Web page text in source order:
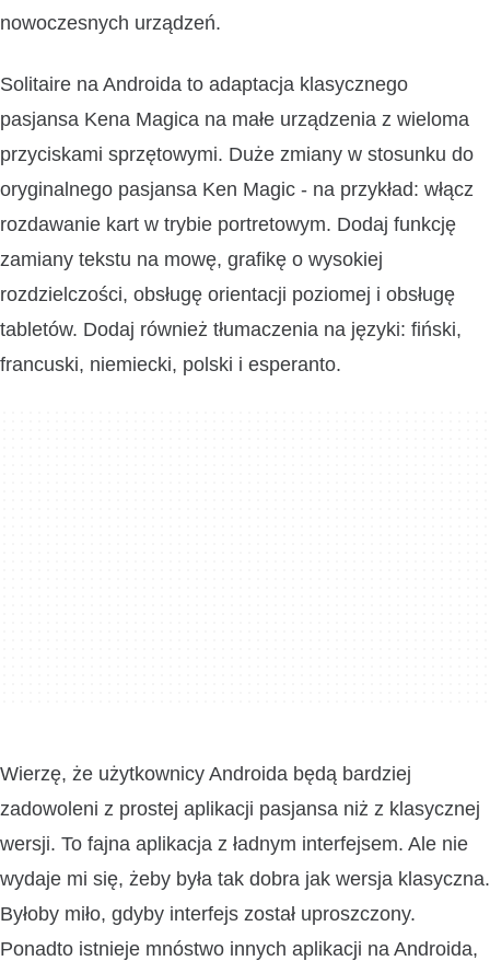
nowoczesnych urządzeń.
Solitaire na Androida to adaptacja klasycznego
pasjansa Kena Magica na małe urządzenia z wieloma
przyciskami sprzętowymi. Duże zmiany w stosunku do
oryginalnego pasjansa Ken Magic - na przykład: włącz
rozdawanie kart w trybie portretowym. Dodaj funkcję
zamiany tekstu na mowę, grafikę o wysokiej
rozdzielczości, obsługę orientacji poziomej i obsługę
tabletów. Dodaj również tłumaczenia na języki: fiński,
francuski, niemiecki, polski i esperanto.
Wierzę, że użytkownicy Androida będą bardziej
zadowoleni z prostej aplikacji pasjansa niż z klasycznej
wersji. To fajna aplikacja z ładnym interfejsem. Ale nie
wydaje mi się, żeby była tak dobra jak wersja klasyczna.
Byłoby miło, gdyby interfejs został uproszczony.
Ponadto istnieje mnóstwo innych aplikacji na Androida,